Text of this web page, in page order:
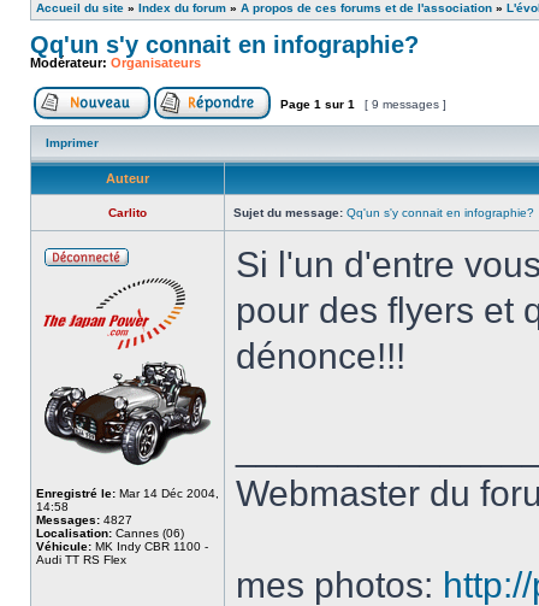
Accueil du site » Index du forum » A propos de ces forums et de l'association »
Qq'un s'y connait en infographie?
Modérateur: Organisateurs
Page 1 sur 1 [ 9 messages ]
Imprimer
Auteur
Carlito Sujet du message: Qq'un s'y connait en infographie?
Enregistré le: Mar 14 Déc 2004,
14:58
Messages: 4827
Localisation: Cannes (06)
Véhicule: MK Indy CBR 1100 -
Audi TT RS Flex
Si l'un d'entre
pour des flyers et
dénonce!!!
Webmaster du
mes photos: